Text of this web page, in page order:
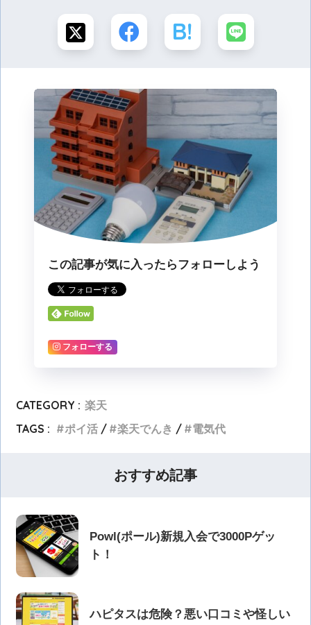
この記事が気に入ったらフォローしよう
フォローする
CATEGORY : 楽天
TAGS :
ポイ活 楽天でんき 電気代
おすすめ記事
Powl(ポール)新規入会で3000Pゲッ
ト！
ハピタスは危険？悪い口コミや怪しい